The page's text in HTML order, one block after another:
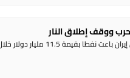
راديو الناس – بث مباشر قال وزير النفط الإيراني محسن باك نجاد إن إيران